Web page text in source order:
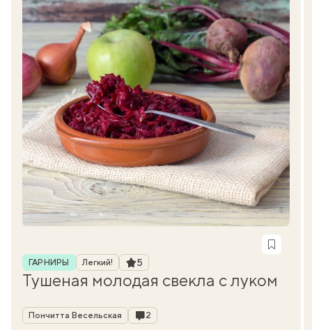
Рубрика
ГАРНИРЫ Легкий! Рейтинг
5
Тушеная молодая свекла с луком
Автор
Пончитта Весельская Комментарии
2